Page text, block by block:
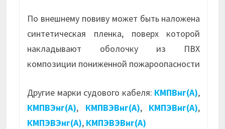
По внешнему повиву может быть наложена
синтетическая пленка, поверх которой
накладывают оболочку из ПВХ
композиции пониженной пожароопасности
Другие марки судового кабеля: КМПВнг(А),
КМПВЭнг(А), КМПВЭВнг(А), КМПЭВнг(А),
КМПЭВЭнг(А), КМПЭВЭВнг(А)